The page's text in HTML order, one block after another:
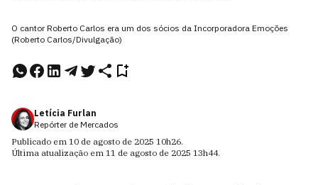
O cantor Roberto Carlos era um dos sócios da Incorporadora Emoções
(Roberto Carlos/Divulgação)
Letícia Furlan
Repórter de Mercados
Publicado em 10 de agosto de 2025 10h26.
Última atualização em 11 de agosto de 2025 13h44.